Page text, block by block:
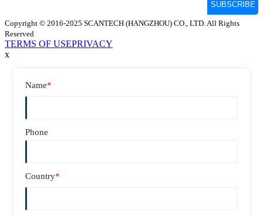
Copyright © 2016-2025 SCANTECH (HANGZHOU) CO., LTD. All Rights
Reserved
TERMS OF USEPRIVACY
x
Name*
Phone
Country*